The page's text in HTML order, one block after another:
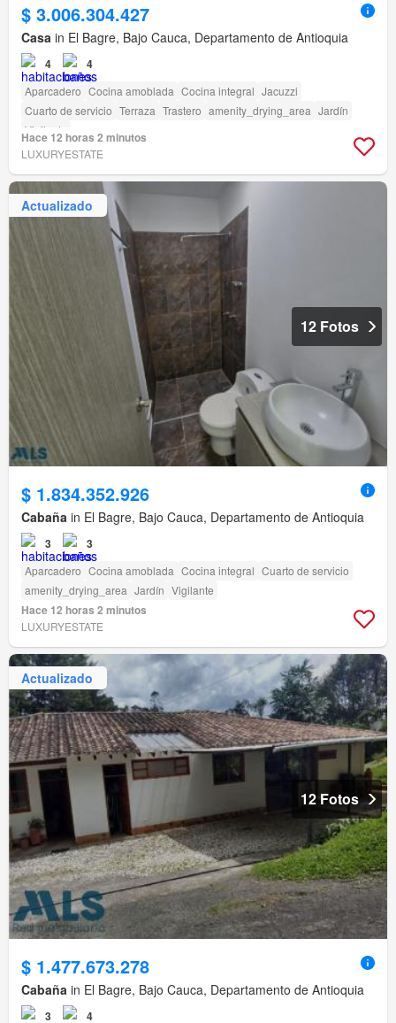
$ 3.006.304.427
Casa in El Bagre, Bajo Cauca, Departamento de Antioquia
4 4
Aparcadero Cocina amoblada Cocina integral Jacuzzi
Cuarto de servicio Terraza Trastero amenity_drying_area Jardín
Vigilante
Hace 12 horas 2 minutos
LUXURYESTATE
Actualizado
12 Fotos
$ 1.834.352.926
Cabaña in El Bagre, Bajo Cauca, Departamento de Antioquia
3 3
Aparcadero Cocina amoblada Cocina integral Cuarto de servicio
amenity_drying_area Jardín Vigilante
Hace 12 horas 2 minutos
LUXURYESTATE
Actualizado
12 Fotos
$ 1.477.673.278
Cabaña in El Bagre, Bajo Cauca, Departamento de Antioquia
3 4